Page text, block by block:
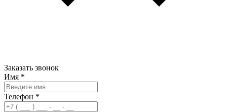
Заказать звонок
Имя *
Телефон *